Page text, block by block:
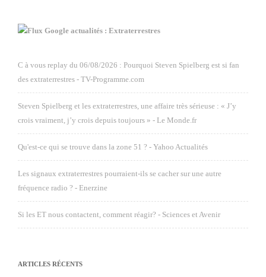
Google actualités : Extraterrestres
C à vous replay du 06/08/2026 : Pourquoi Steven Spielberg est si fan
des extraterrestres - TV-Programme.com
Steven Spielberg et les extraterrestres, une affaire très sérieuse : « J’y
crois vraiment, j’y crois depuis toujours » - Le Monde.fr
Qu'est-ce qui se trouve dans la zone 51 ? - Yahoo Actualités
Les signaux extraterrestres pourraient-ils se cacher sur une autre
fréquence radio ? - Enerzine
Si les ET nous contactent, comment réagir? - Sciences et Avenir
ARTICLES RÉCENTS